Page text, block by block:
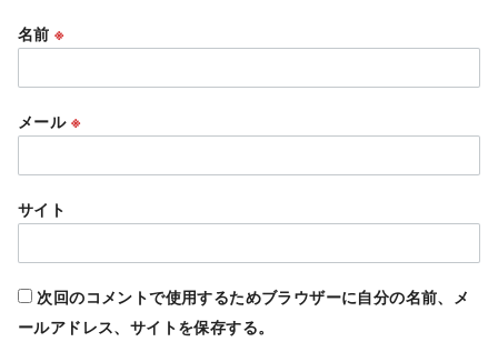
名前※
メール ※
サイト
次回のコメントで使用するためブラウザーに自分の名前、メ
ールアドレス、サイトを保存する。